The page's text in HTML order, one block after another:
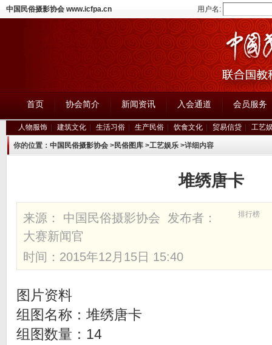
中国民俗摄影协会 www.icfpa.cn 用户名:
首页 协会简介 新闻资讯 入会通道 会员服务
人物服饰 建筑文化 生活习俗 生产民俗 饮食文化 贸易信贷 工艺
你的位置： 中国民俗摄影协会 >民俗图库 >工艺娱乐 >详细内容
堆绣唐卡
排行榜
来源： 中国民俗摄影协会 发布者：
大赛新闻官
时间：2015年12月15日 15:40
图片资料
组图名称：堆绣唐卡
组图数量：14